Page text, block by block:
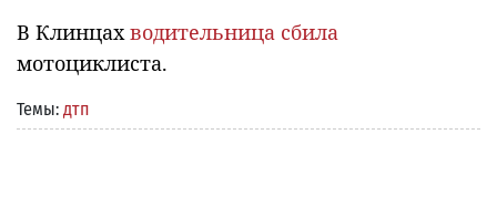
В Клинцахводительница сбила
мотоциклиста.
Темы: дтп